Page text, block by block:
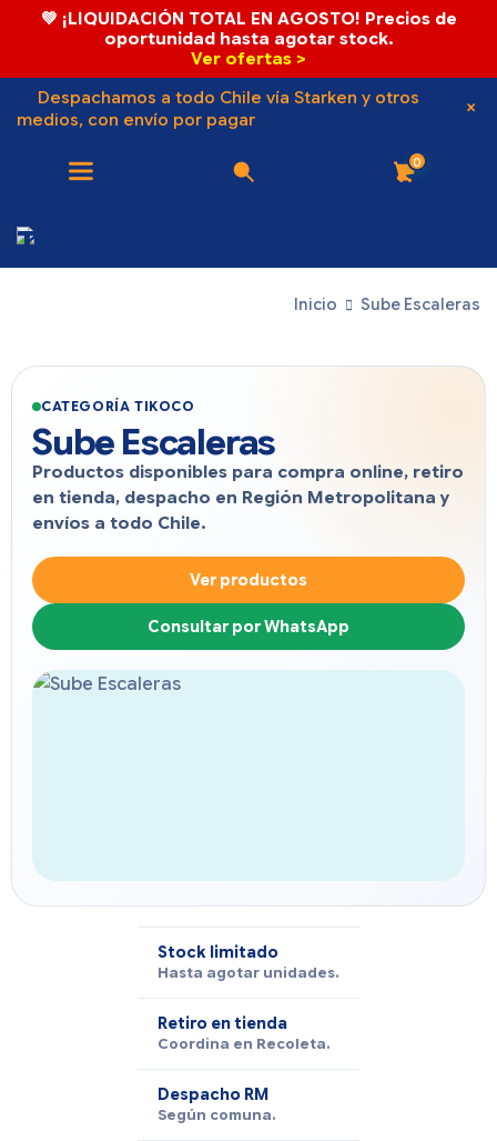
💚 ¡LIQUIDACIÓN TOTAL EN AGOSTO! Precios de
oportunidad hasta agotar stock.
Ver ofertas >
Despachamos a todo Chile vía Starken y otros
medios, con envío por pagar
0
Inicio Sube Escaleras
CATEGORÍA TIKOCO
Sube Escaleras
Productos disponibles para compra online, retiro
en tienda, despacho en Región Metropolitana y
envíos a todo Chile.
Ver productos
Consultar por WhatsApp
Stock limitado
Hasta agotar unidades.
Retiro en tienda
Coordina en Recoleta.
Despacho RM
Según comuna.